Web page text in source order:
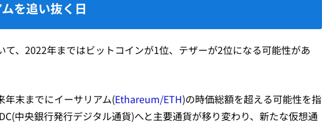
を追い抜く日
て、2022年まではビットコインが1位、テザーが2位になる可能性があ
年末までにイーサリアム(Ethareum/ETH)の時価総額を超える可能性を指
中央銀行発行デジタル通貨)へと主要通貨が移り変わり、新たな仮想通